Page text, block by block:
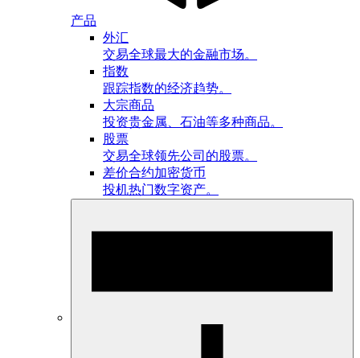
产品
外汇
交易全球最大的金融市场。
指数
跟踪指数的经济趋势。
大宗商品
投资贵金属、石油等多种商品。
股票
交易全球领先公司的股票。
差价合约加密货币
投机热门数字资产。